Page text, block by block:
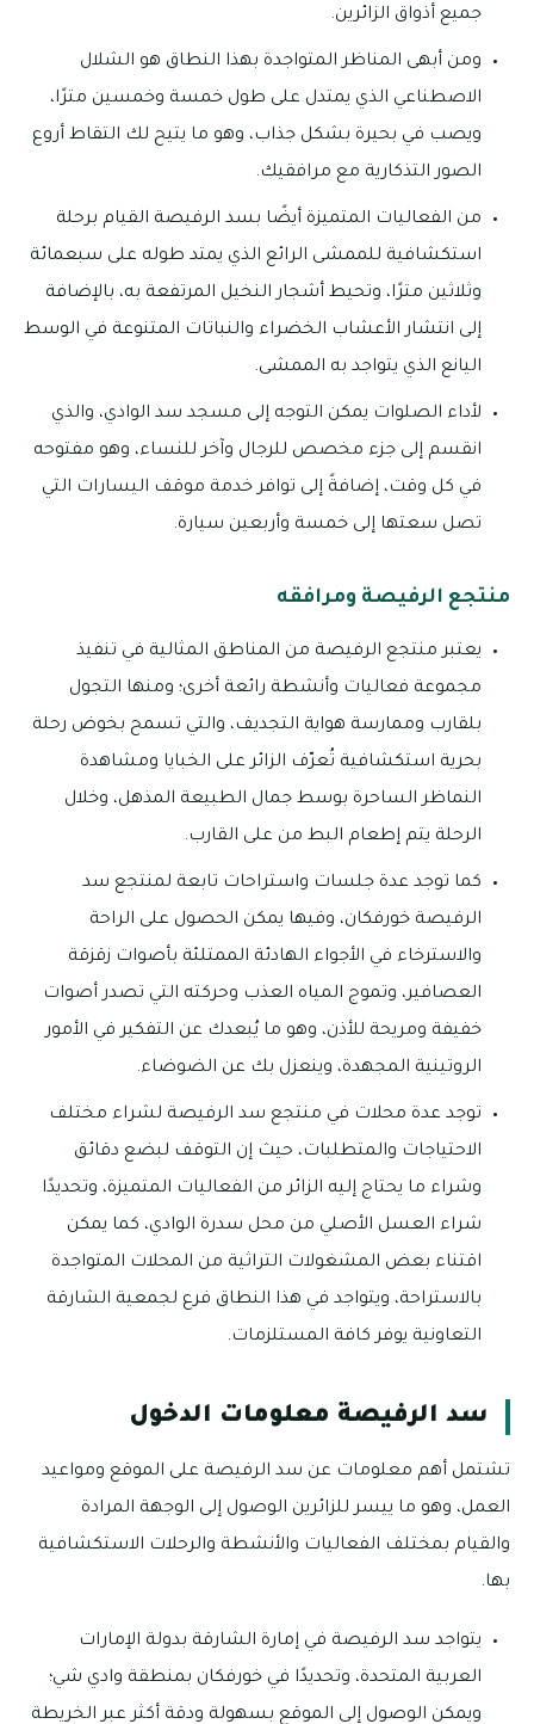
جميع أذواق الزائرين.
ومن أبهى المناظر المتواجدة بهذا النطاق هو الشلال
الاصطناعي الذي يمتدل على طول خمسة وخمسين مترًا،
ويصب في بحيرة بشكل جذاب، وهو ما يتيح لك التقاط أروع
الصور التذكارية مع مرافقيك.
من الفعاليات المتميزة أيضًا بسد الرفيصة القيام برحلة
استكشافية للممشى الرائع الذي يمتد طوله على سبعمائة
وثلاثين مترًا، وتحيط أشجار النخيل المرتفعة به، بالإضافة
إلى انتشار الأعشاب الخضراء والنباتات المتنوعة في الوسط
اليانع الذي يتواجد به الممشى.
لأداء الصلوات يمكن التوجه إلى مسجد سد الوادي، والذي
انقسم إلى جزء مخصص للرجال وآخر للنساء، وهو مفتوحه
في كل وقت، إضافةً إلى توافر خدمة موقف اليسارات التي
تصل سعتها إلى خمسة وأربعين سيارة.
منتجع الرفيصة ومرافقه
يعتبر منتجع الرفيصة من المناطق المثالية في تنفيذ
مجموعة فعاليات وأنشطة رائعة أخرى؛ ومنها التجول
بلقارب وممارسة هواية التجديف، والتي تسمح بخوض رحلة
بحرية استكشافية تُعرّف الزائر على الخبايا ومشاهدة
النماظر الساحرة بوسط جمال الطبيعة المذهل، وخلال
الرحلة يتم إطعام البط من على القارب.
كما توجد عدة جلسات واستراحات تابعة لمنتجع سد
الرفيصة خورفكان، وفيها يمكن الحصول على الراحة
والاسترخاء في الأجواء الهادئة الممتلئة بأصوات زقزقة
العصافير، وتموج المياه العذب وحركته التي تصدر أصوات
خفيفة ومريحة للأذن، وهو ما يُبعدك عن التفكير في الأمور
الروتينية المجهدة، وينعزل بك عن الضوضاء.
توجد عدة محلات في منتجع سد الرفيصة لشراء مختلف
الاحتياجات والمتطلبات، حيث إن التوقف لبضع دقائق
وشراء ما يحتاج إليه الزائر من الفعاليات المتميزة، وتحديدًا
شراء العسل الأصلي من محل سدرة الوادي، كما يمكن
اقتناء بعض المشغولات التراثية من المحلات المتواجدة
بالاستراحة، ويتواجد في هذا النطاق فرع لجمعية الشارقة
التعاونية يوفر كافة المستلزمات.
سد الرفيصة معلومات الدخول
تشتمل أهم معلومات عن سد الرفيصة على الموقع ومواعيد
العمل، وهو ما ييسر للزائرين الوصول إلى الوجهة المرادة
والقيام بمختلف الفعاليات والأنشطة والرحلات الاستكشافية
بها.
يتواجد سد الرفيصة في إمارة الشارقة بدولة الإمارات
العربية المتحدة، وتحديدًا في خورفكان بمنطقة وادي شي؛
ويمكن الوصول إلى الموقع بسهولة ودقة أكثر عبر الخريطة